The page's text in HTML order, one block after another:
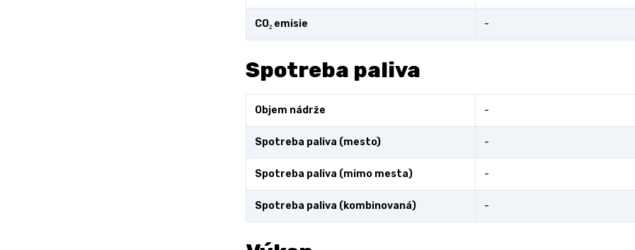
CO₂ emisie -
Spotreba paliva
Objem nádrže -
Spotreba paliva (mesto) -
Spotreba paliva (mimo mesta) -
Spotreba paliva (kombinovaná) -